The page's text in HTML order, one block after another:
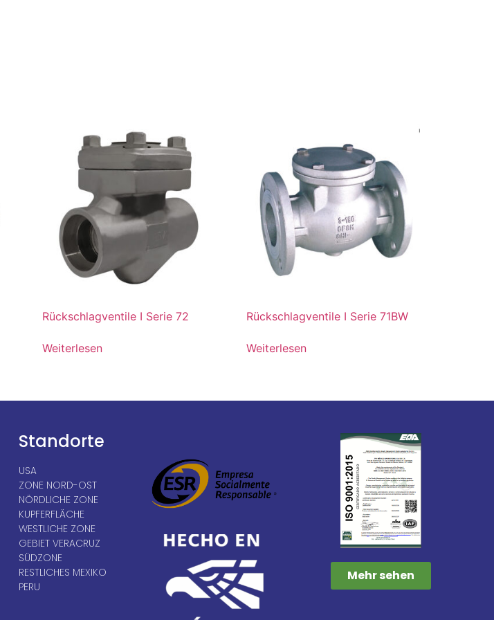
Rückschlagventile I Serie 72
Weiterlesen
Rückschlagventile I Serie 71BW
Weiterlesen
Standorte
USA
ZONE NORD-OST
NÖRDLICHE ZONE
KUPFERFLÄCHE
WESTLICHE ZONE
GEBIET VERACRUZ
SÜDZONE
RESTLICHES MEXIKO
PERU
Mehr sehen